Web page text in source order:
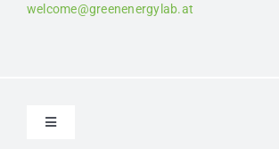
welcome@greenenergylab.at
Toggle